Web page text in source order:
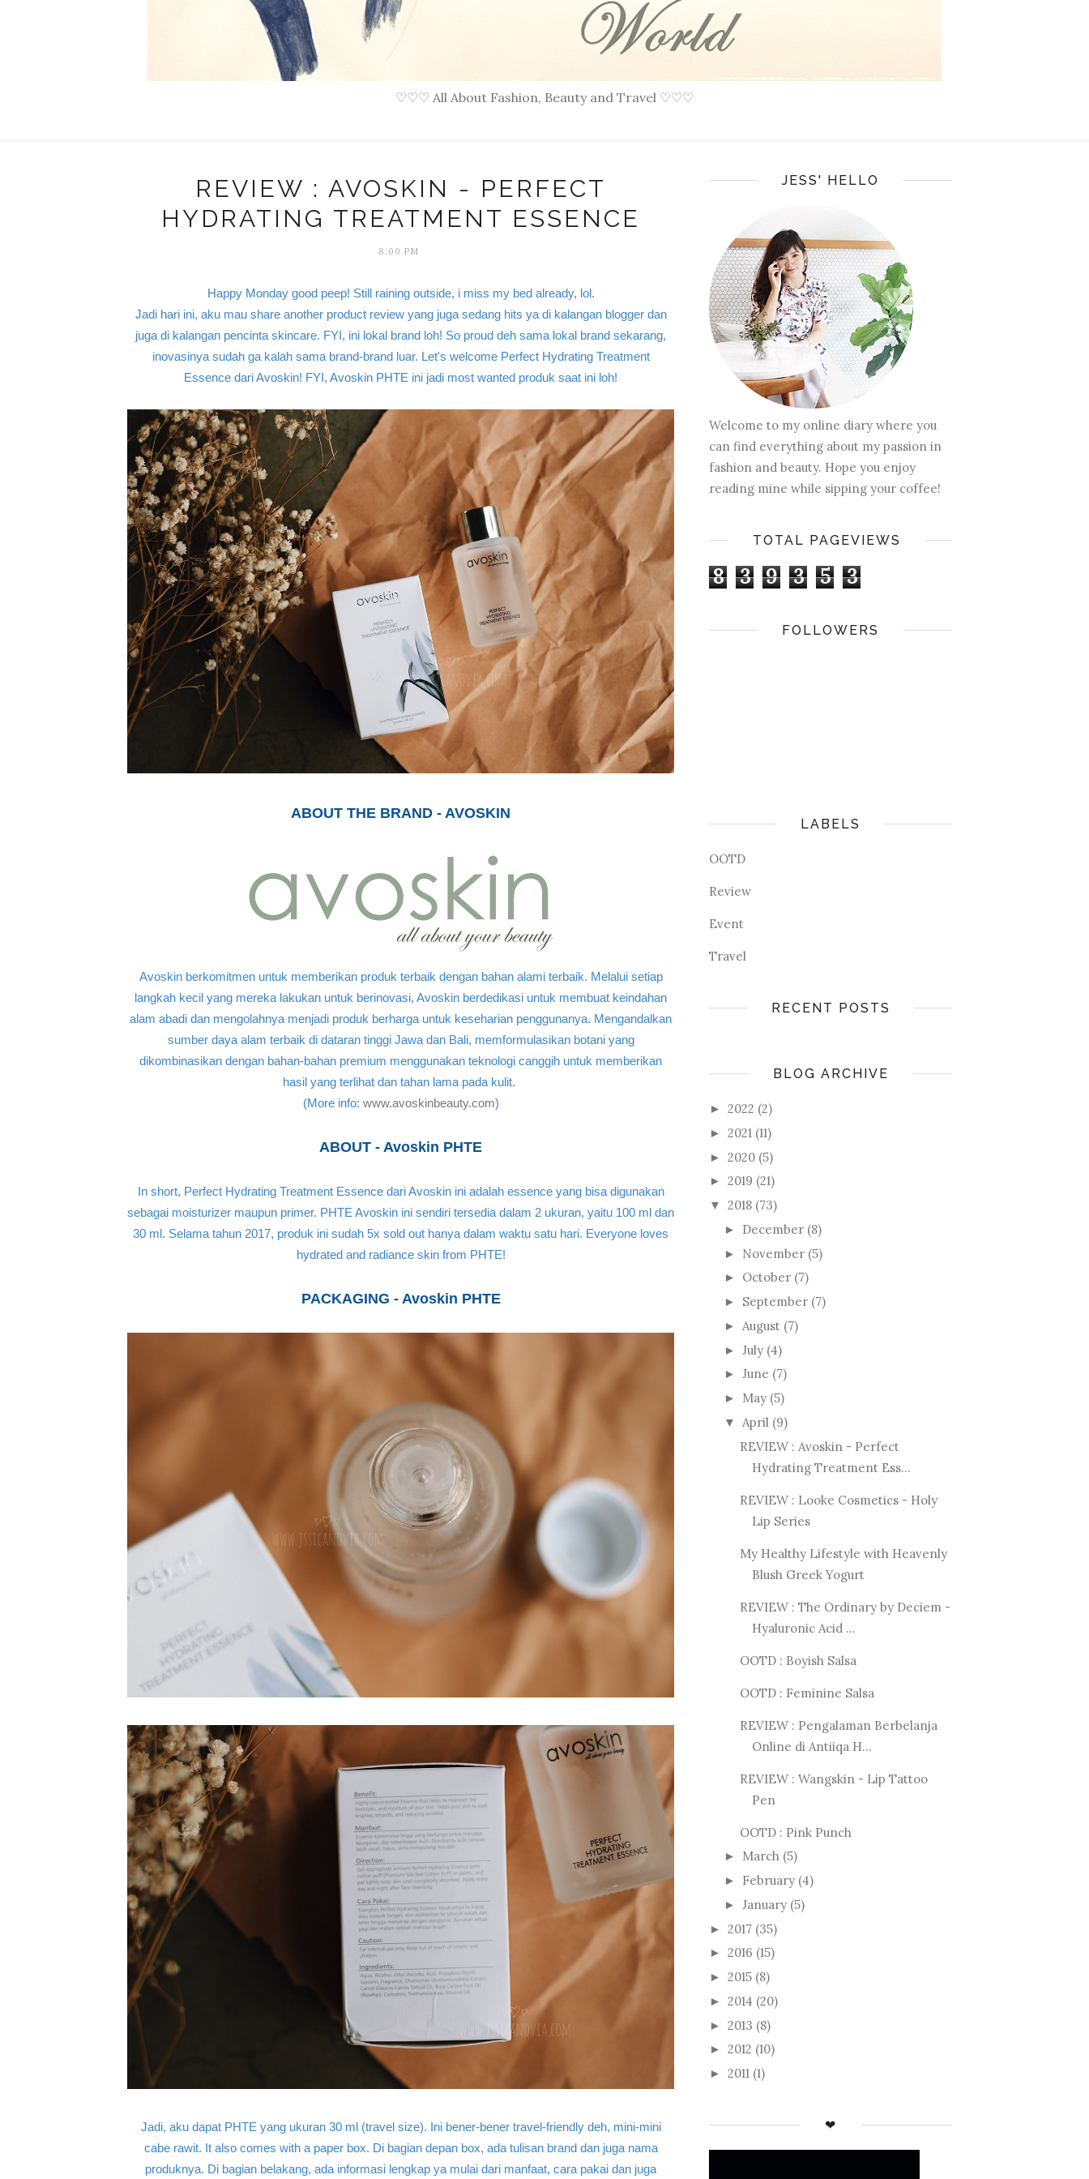
♡♡♡ All About Fashion, Beauty and Travel ♡♡♡
REVIEW : AVOSKIN - PERFECT
HYDRATING TREATMENT ESSENCE
8:00 PM
Happy Monday good peep! Still raining outside, i miss my bed already, lol.
Jadi hari ini, aku mau share another product review yang juga sedang hits ya di kalangan blogger dan
juga di kalangan pencinta skincare. FYI, ini lokal brand loh! So proud deh sama lokal brand sekarang,
inovasinya sudah ga kalah sama brand-brand luar. Let's welcome Perfect Hydrating Treatment
Essence dari Avoskin! FYI, Avoskin PHTE ini jadi most wanted produk saat ini loh!
ABOUT THE BRAND - AVOSKIN
Avoskin berkomitmen untuk memberikan produk terbaik dengan bahan alami terbaik. Melalui setiap
langkah kecil yang mereka lakukan untuk berinovasi, Avoskin berdedikasi untuk membuat keindahan
alam abadi dan mengolahnya menjadi produk berharga untuk keseharian penggunanya. Mengandalkan
sumber daya alam terbaik di dataran tinggi Jawa dan Bali, memformulasikan botani yang
dikombinasikan dengan bahan-bahan premium menggunakan teknologi canggih untuk memberikan
hasil yang terlihat dan tahan lama pada kulit.
(More info: www.avoskinbeauty.com)
ABOUT - Avoskin PHTE
In short, Perfect Hydrating Treatment Essence dari Avoskin ini adalah essence yang bisa digunakan
sebagai moisturizer maupun primer. PHTE Avoskin ini sendiri tersedia dalam 2 ukuran, yaitu 100 ml dan
30 ml. Selama tahun 2017, produk ini sudah 5x sold out hanya dalam waktu satu hari. Everyone loves
hydrated and radiance skin from PHTE!
PACKAGING - Avoskin PHTE
Jadi, aku dapat PHTE yang ukuran 30 ml (travel size). Ini bener-bener travel-friendly deh, mini-mini
cabe rawit. It also comes with a paper box. Di bagian depan box, ada tulisan brand dan juga nama
produknya. Di bagian belakang, ada informasi lengkap ya mulai dari manfaat, cara pakai dan juga
JESS' HELLO
Welcome to my online diary where you
can find everything about my passion in
fashion and beauty. Hope you enjoy
reading mine while sipping your coffee!
TOTAL PAGEVIEWS
8 3 9 3 5 3
FOLLOWERS
LABELS
OOTD
Review
Event
Travel
RECENT POSTS
BLOG ARCHIVE
► 2022 (2)
► 2021 (11)
► 2020 (5)
► 2019 (21)
▼ 2018 (73)
► December (8)
► November (5)
► October (7)
► September (7)
► August (7)
► July (4)
► June (7)
► May (5)
▼ April (9)
REVIEW : Avoskin - Perfect
Hydrating Treatment Ess...
REVIEW : Looke Cosmetics - Holy
Lip Series
My Healthy Lifestyle with Heavenly
Blush Greek Yogurt
REVIEW : The Ordinary by Deciem -
Hyaluronic Acid ...
OOTD : Boyish Salsa
OOTD : Feminine Salsa
REVIEW : Pengalaman Berbelanja
Online di Antiiqa H...
REVIEW : Wangskin - Lip Tattoo
Pen
OOTD : Pink Punch
► March (5)
► February (4)
► January (5)
► 2017 (35)
► 2016 (15)
► 2015 (8)
► 2014 (20)
► 2013 (8)
► 2012 (10)
► 2011 (1)
❤